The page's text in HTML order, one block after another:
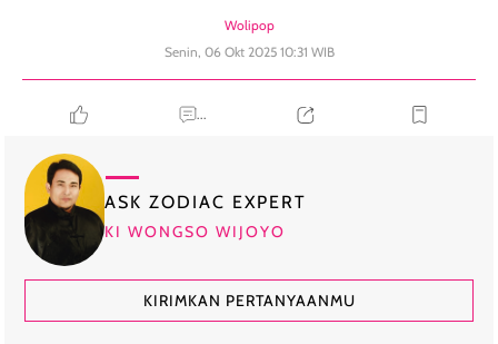
Wolipop
Senin, 06 Okt 2025 10:31 WIB
...
ASK ZODIAC EXPERT
KI WONGSO WIJOYO
KIRIMKAN PERTANYAANMU